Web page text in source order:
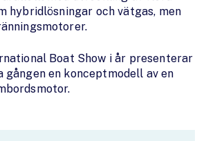
hybridlösningar och vätgas, men
Boat Show i år presenterar
gången en konceptmodell av en